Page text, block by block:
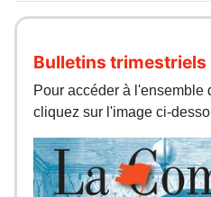
Bulletins trimestriels
Pour accéder à l'ensemble
cliquez sur l'image ci-